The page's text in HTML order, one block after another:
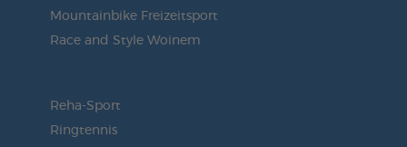
Mountainbike Freizeitsport
Race and Style Woinem
Reha-Sport
Ringtennis